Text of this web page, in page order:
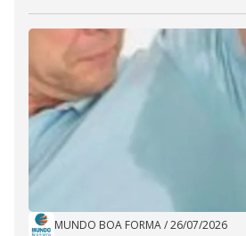
MUNDO BOA FORMA/26/07/2026